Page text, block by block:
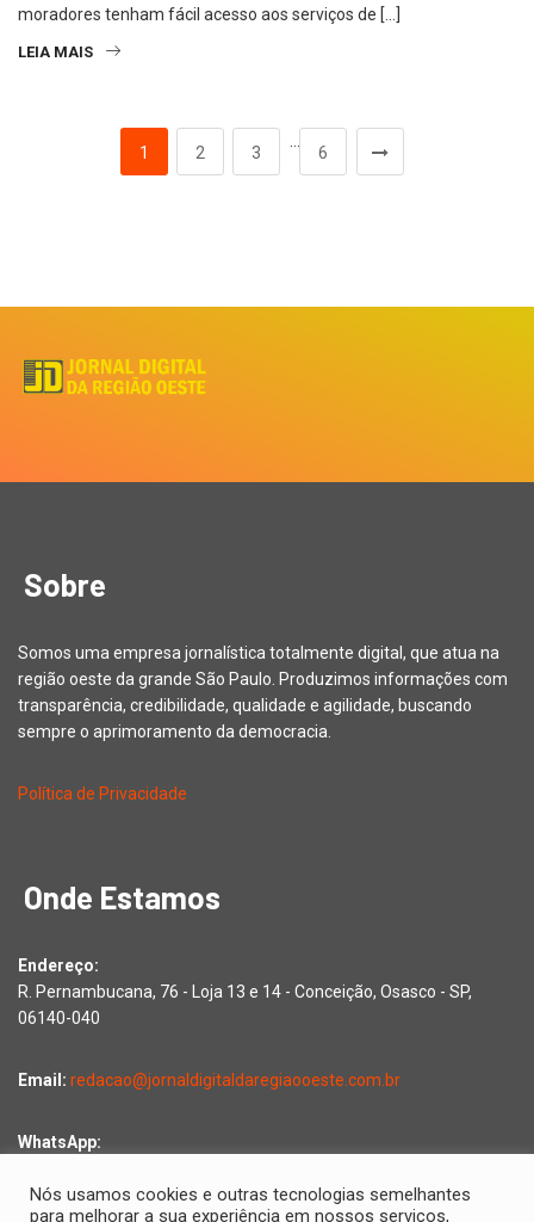
moradores tenham fácil acesso aos serviços de […]
LEIA MAIS
1 2 3
…
6
Sobre
Somos uma empresa jornalística totalmente digital, que atua na
região oeste da grande São Paulo. Produzimos informações com
transparência, credibilidade, qualidade e agilidade, buscando
sempre o aprimoramento da democracia.
Política de Privacidade
Onde Estamos
Endereço:
R. Pernambucana, 76 - Loja 13 e 14 - Conceição, Osasco - SP,
06140-040
Email: redacao@jornaldigitaldaregiaooeste.com.br
WhatsApp:
Nós usamos cookies e outras tecnologias semelhantes
para melhorar a sua experiência em nossos serviços,